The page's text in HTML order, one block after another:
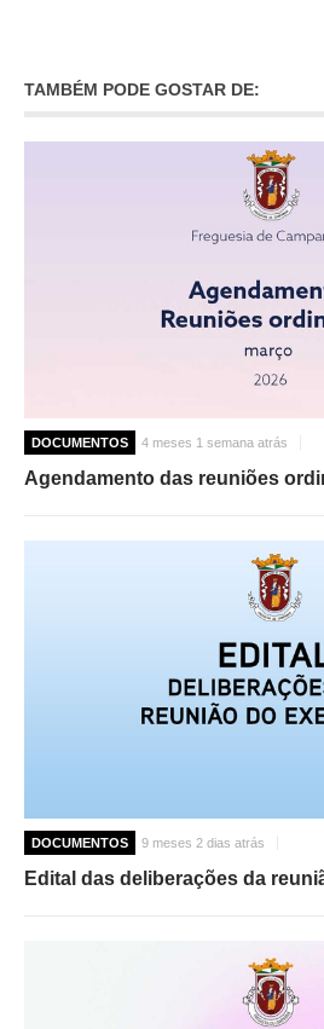
APOIO AOS DESEMPREGADOS
OFERTAS DE EMPREGO
TAMBÉM PODE GOSTAR DE:
DOCUMENTOS 4 meses 1 semana atrás
Agendamento das reuniões
DOCUMENTOS 9 meses 2 dias atrás
Edital das deliberações da